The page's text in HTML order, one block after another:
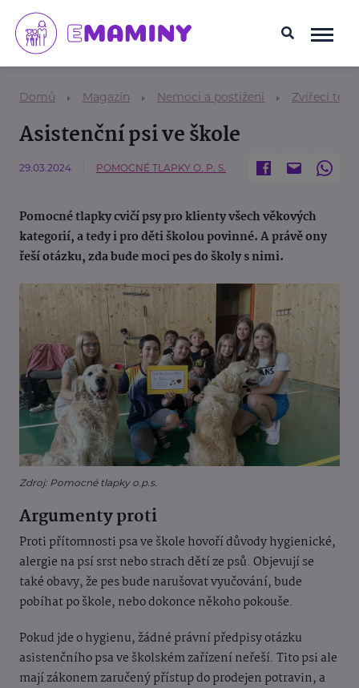
Domů Magazín Nemoci a postižení Zvířecí
Asistenční psi ve škole
29.03.2024 POMOCNÉ TLAPKY O. P. S.
Pomocné tlapky cvičí psy pro klienty všech věkových
kategorií, a tedy i pro děti školou povinné. A právě ony
řeší otázku, zda bude moci pes do školy s nimi.
Zdroj: Pomocné tlapky o.p.s.
Argumenty proti
Proti přítomnosti psa ve škole hovoří důvody hygienické,
alergie na psí srst nebo strach dětí ze psů. Objevují se
také obavy, že pes bude narušovat vyučování, bude
pobíhat po škole, nebo dokonce někoho pokouše.
Pokud jde o hygienu, žádné právní předpisy otázku
asistenčního psa ve školském zařízení neřeší. Tito psi ale
mají zákonem zaručený přístup do prodejen potravin, a